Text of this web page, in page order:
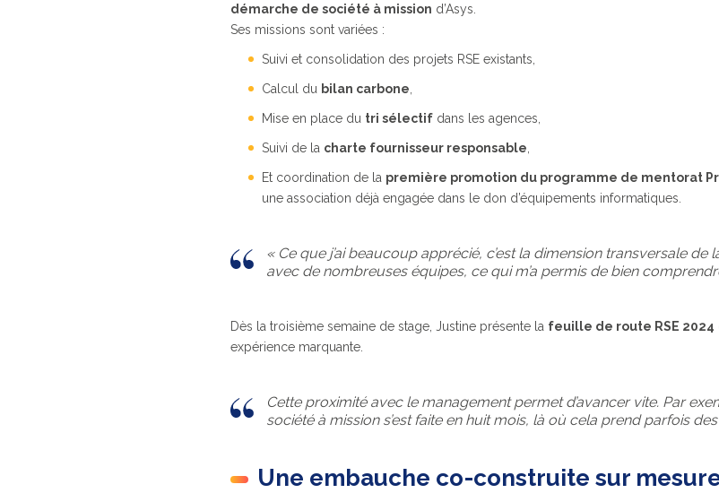
démarche de société à mission d’Asys.
Ses missions sont variées :
Suivi et consolidation des projets RSE existants,
Calcul du bilan carbone
Mise en place du tri sélectif dans les agences,
Suivi de la charte fournisseur responsable
Et coordination de la première promotion du programme de mentorat
une association déjà engagée dans le don d’équipements informatiques.
« Ce que j’ai beaucoup apprécié, c’est la dimension transversale de
avec de nombreuses équipes, ce qui m’a permis de bien
Dès la troisième semaine de stage, Justine présente la feuille de route RSE 2024
expérience marquante.
Cette proximité avec le management permet d’avancer vite. Par
société à mission s’est faite en huit mois, là où cela prend parfois
Une embauche co-construite sur